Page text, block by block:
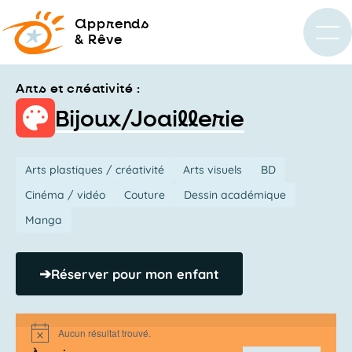
apprends
& Rêve
Arts et créativité :
Bijoux/Joaillerie
Arts plastiques / créativité Arts visuels
BD
Cinéma / vidéo
Couture
Dessin académique
Manga
➔Réserver pour mon enfant
Notice Aucun résultat trouvé.